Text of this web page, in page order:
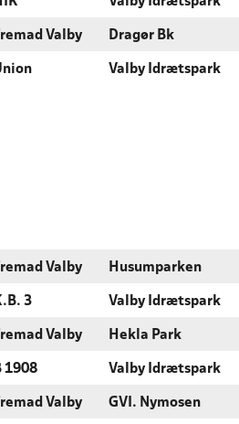
Valby Dragør Bk
Valby Idrætspark
Valby Husumparken
3 Valby Idrætspark
Valby Hekla Park
1908 Valby Idrætspark
Valby GVI. Nymosen